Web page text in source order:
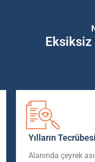
Eksiksiz
Yılların Tecrübesi
Alanında çeyrek